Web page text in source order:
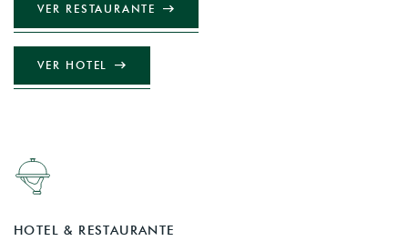
VER RESTAURANTE
VER HOTEL
HOTEL & RESTAURANTE